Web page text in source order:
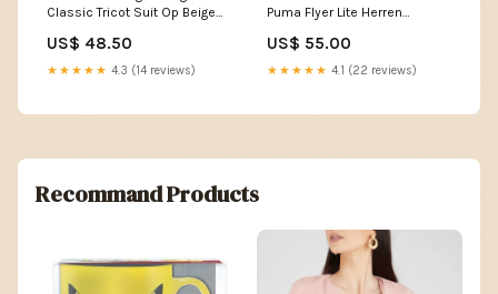
Classic Tricot Suit Op Beige
US$ 48.50
★★★★★ 4.3 (14 reviews)
Puma Flyer Lite Herren
US$ 55.00
★★★★★ 4.1 (22 reviews)
Recommand Products